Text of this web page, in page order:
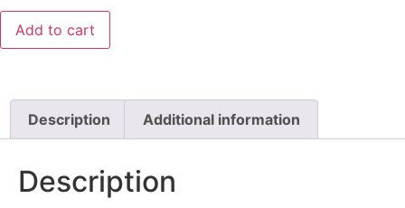
Add to cart
Description Additional information
Description